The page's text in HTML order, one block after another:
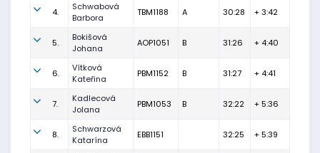
4.
Schwabová
Barbora
TBM1188 A 30:28 + 3:42
5.
Bokišová
Johana
AOP1051 B 31:26 + 4:40
6.
Vítková
Kateřina
PBM1152 B 31:27 + 4:41
7.
Kadlecová
Jolana
PBM1053 B 32:22 + 5:36
8.
Schwarzová
Katarína
EBB1151 32:25 + 5:39